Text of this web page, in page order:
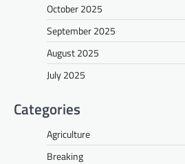
October 2025
September 2025
August 2025
July 2025
Categories
Agriculture
Breaking